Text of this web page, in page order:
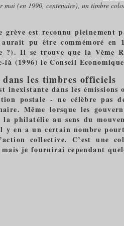
mai (en 1990, centenaire), un timbre
grève est reconnu
pu être commémoré en
?). Il se trouve que la Vème
là (1996) le Conseil
dans les timbres officiels
inexistante dans les
postale - ne célèbre pas
Même lorsque les
la philatélie au sens du
y en a un certain nombre
collective. C’est une
je fournirai cependant